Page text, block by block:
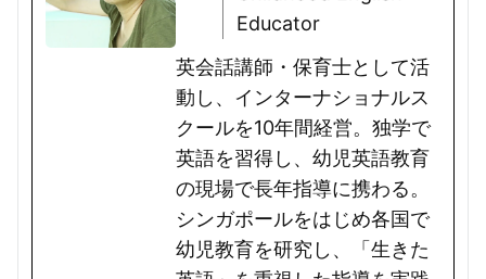
Educator
英会話講師・保育士として活
動し、インターナショナルス
クールを10年間経営。独学で
英語を習得し、幼児英語教育
の現場で長年指導に携わる。
シンガポールをはじめ各国で
幼児教育を研究し、「生きた